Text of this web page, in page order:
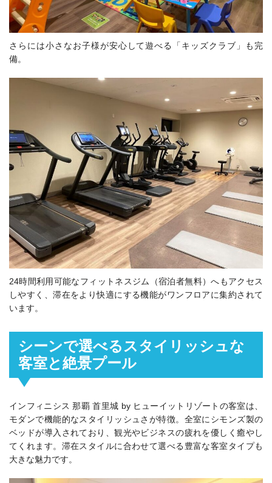
さらには小さなお子様が安心して遊べる「キッズクラブ」も完
備。
24時間利用可能なフィットネスジム（宿泊者無料）へもアクセス
しやすく、滞在をより快適にする機能がワンフロアに集約されて
います。
シーンで選べるスタイリッシュな
客室と絶景プール
インフィニシス 那覇 首里城 by ヒューイットリゾートの客室は、
モダンで機能的なスタイリッシュさが特徴。全室にシモンズ製の
ベッドが導入されており、観光やビジネスの疲れを優しく癒やし
てくれます。滞在スタイルに合わせて選べる豊富な客室タイプも
大きな魅力です。